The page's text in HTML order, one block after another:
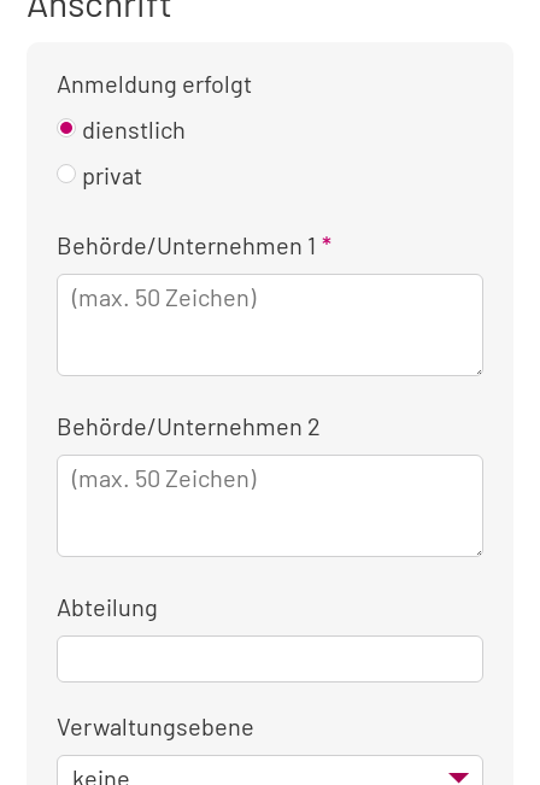
Anmeldung erfolgt
dienstlich
privat
Kontaktinformationen
für
die
Behörde/Unternehmen 1
Behörde/Unternehmen 2
Abteilung
Verwaltungsebene